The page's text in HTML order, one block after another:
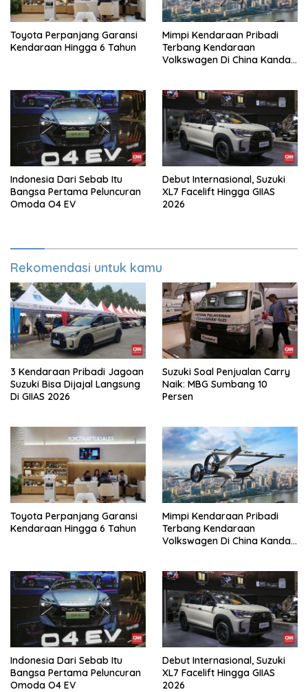
Toyota Perpanjang Garansi
Kendaraan Hingga 6 Tahun
Mimpi Kendaraan Pribadi
Terbang Kendaraan
Volkswagen Di China Kandas
Indonesia Dari Sebab Itu
Bangsa Pertama Peluncuran
Omoda O4 EV
Debut Internasional, Suzuki
XL7 Facelift Hingga GIIAS
2026
Rekomendasi untuk kamu
3 Kendaraan Pribadi Jagoan
Suzuki Bisa Dijajal Langsung
Di GIIAS 2026
Suzuki Soal Penjualan Carry
Naik: MBG Sumbang 10
Persen
Toyota Perpanjang Garansi
Kendaraan Hingga 6 Tahun
Mimpi Kendaraan Pribadi
Terbang Kendaraan
Volkswagen Di China Kandas
Indonesia Dari Sebab Itu
Bangsa Pertama Peluncuran
Omoda O4 EV
Debut Internasional, Suzuki
XL7 Facelift Hingga GIIAS
2026